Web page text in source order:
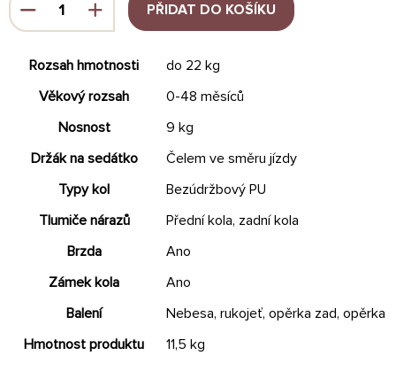
PŘIDAT DO KOŠÍKU
Rozsah hmotnosti
do 22 kg
Věkový rozsah
0-48 měsíců
Nosnost
9 kg
Držák na sedátko
Čelem ve směru jízdy
Typy kol
Bezúdržbový PU
Tlumiče nárazů
Přední kola, zadní kola
Brzda
Ano
Zámek kola
Ano
Balení
Nebesa, rukojeť, opěrka zad, opěrka
Hmotnost produktu
11,5 kg